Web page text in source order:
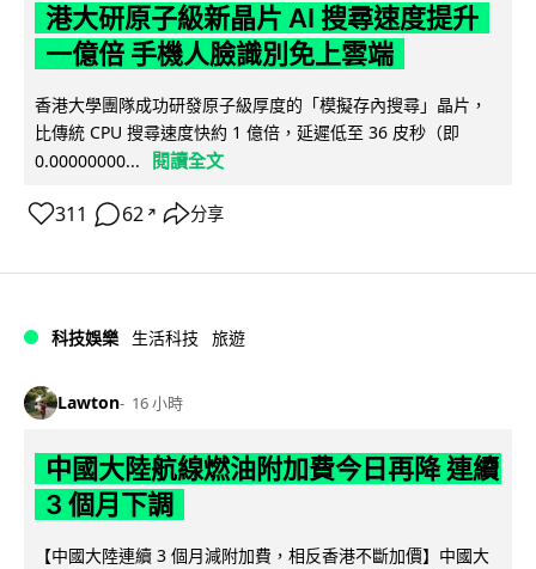
港大研原子級新晶片 AI 搜尋速度提升
一億倍 手機人臉識別免上雲端
香港大學團隊成功研發原子級厚度的「模擬存內搜尋」晶片，
比傳統 CPU 搜尋速度快約 1 億倍，延遲低至 36 皮秒（即
0.00000000...
閱讀全文
311 62 ↗ 分享
科技娛樂 生活科技 旅遊
Lawton 16 小時
中國大陸航線燃油附加費今日再降 連續
3 個月下調
【中國大陸連續 3 個月減附加費，相反香港不斷加價】中國大